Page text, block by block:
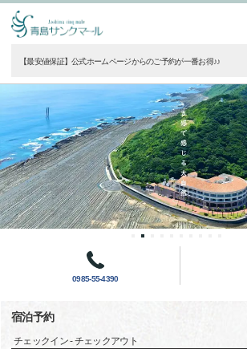
【最安値保証】公式ホームページからのご予約が一番お得♪♪
0985-55-4390
宿泊予約
チェックイン - チェックアウト